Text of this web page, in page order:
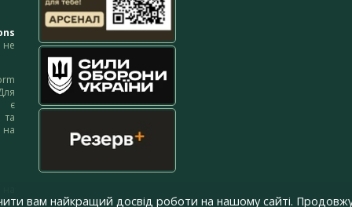
є
на
вам найкращий досвід роботи на нашому сайті.